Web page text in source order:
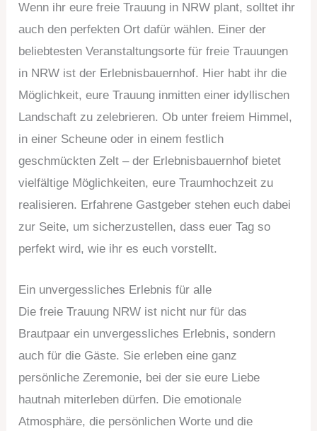
Wenn ihr eure freie Trauung in NRW plant, solltet ihr
auch den perfekten Ort dafür wählen. Einer der
beliebtesten Veranstaltungsorte für freie Trauungen
in NRW ist der Erlebnisbauernhof. Hier habt ihr die
Möglichkeit, eure Trauung inmitten einer idyllischen
Landschaft zu zelebrieren. Ob unter freiem Himmel,
in einer Scheune oder in einem festlich
geschmückten Zelt – der Erlebnisbauernhof bietet
vielfältige Möglichkeiten, eure Traumhochzeit zu
realisieren. Erfahrene Gastgeber stehen euch dabei
zur Seite, um sicherzustellen, dass euer Tag so
perfekt wird, wie ihr es euch vorstellt.
Ein unvergessliches Erlebnis für alle
Die freie Trauung NRW ist nicht nur für das
Brautpaar ein unvergessliches Erlebnis, sondern
auch für die Gäste. Sie erleben eine ganz
persönliche Zeremonie, bei der sie eure Liebe
hautnah miterleben dürfen. Die emotionale
Atmosphäre, die persönlichen Worte und die